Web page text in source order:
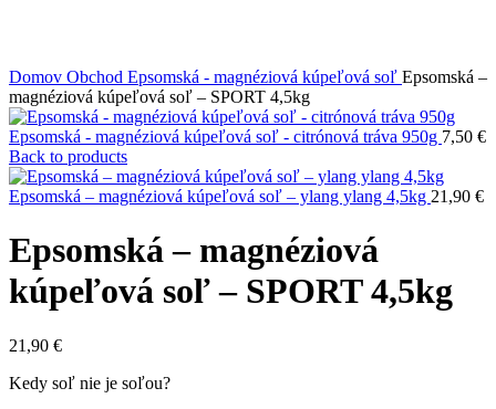
Domov Obchod Epsomská - magnéziová kúpeľová soľ Epsomská –
magnéziová kúpeľová soľ – SPORT 4,5kg
Epsomská - magnéziová kúpeľová soľ - citrónová tráva 950g 7,50 €
Back to products
Epsomská – magnéziová kúpeľová soľ – ylang ylang 4,5kg 21,90 €
Epsomská – magnéziová
kúpeľová soľ – SPORT 4,5kg
21,90 €
Kedy soľ nie je soľou?